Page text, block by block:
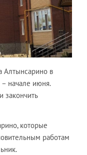
Алтынсарино в
начале июня.
закончить
которые
работам